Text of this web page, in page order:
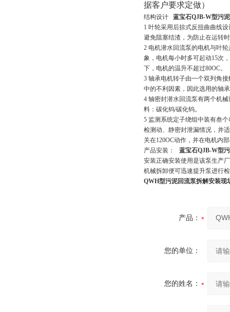
据客户要求定做）
结构设计 蓝宝石QJB-W型污
1 叶轮采用后掠式反扭曲曲线
避免阻塞结渣，为防止在运转
2 电机潜水回流泵的电机与叶
象，电机每小时多可起动15次
下，电机的温升不超过80OC。
3 轴承电机转子由一个双列角
中的不利因素，因此选用的轴
4 轴密封潜水回流泵有两个机
料：碳化钨/碳化钨。
5 监测系统定子绕组中装有叁
检测动、静密封泄漏情况，并
关在120OC动作，并在电机内
产品安装： 蓝宝石QJB-W型
安装正确安装使用是该泵生产
机械拆卸便可迅速提升泵进行
QWH型污泥回流泵拆解安装现
产品：
您的单位：
您的姓名：